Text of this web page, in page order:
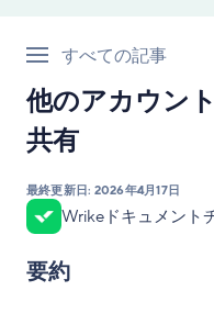
すべての記事
他のアカウン
共有
最終更新日: 2026年4月17日
Wrikeドキュメント
要約